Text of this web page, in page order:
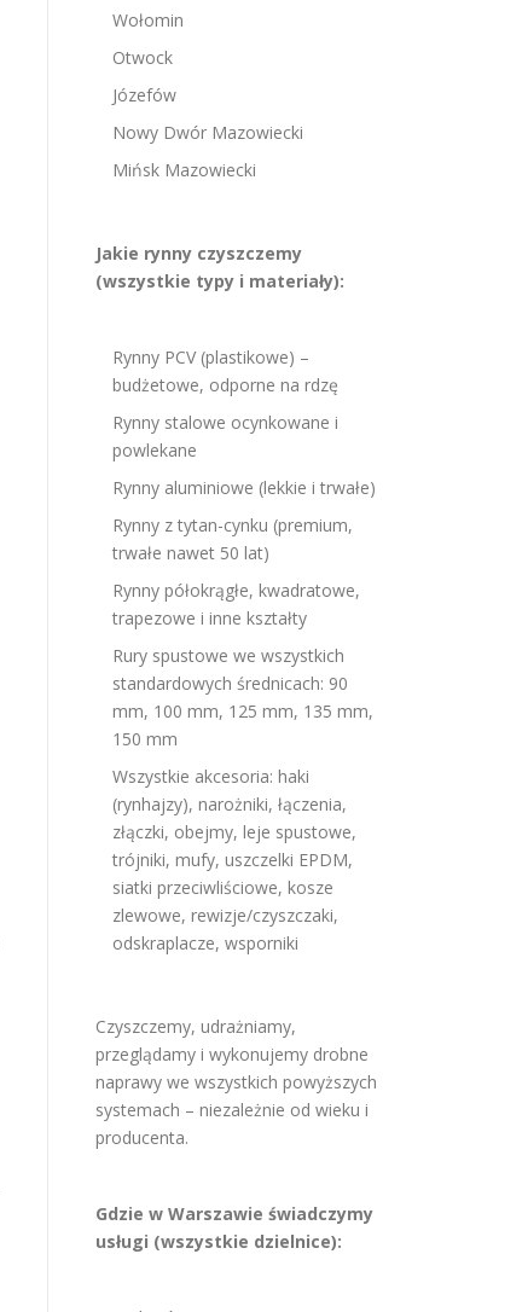
Wołomin
Otwock
Józefów
Nowy Dwór Mazowiecki
Mińsk Mazowiecki
Jakie rynny czyszczemy
(wszystkie typy i materiały):
Rynny PCV (plastikowe) –
budżetowe, odporne na rdzę
Rynny stalowe ocynkowane i
powlekane
Rynny aluminiowe (lekkie i trwałe)
Rynny z tytan-cynku (premium,
trwałe nawet 50 lat)
Rynny półokrągłe, kwadratowe,
trapezowe i inne kształty
Rury spustowe we wszystkich
standardowych średnicach: 90
mm, 100 mm, 125 mm, 135 mm,
150 mm
Wszystkie akcesoria: haki
(rynhajzy), narożniki, łączenia,
złączki, obejmy, leje spustowe,
trójniki, mufy, uszczelki EPDM,
siatki przeciwliściowe, kosze
zlewowe, rewizje/czyszczaki,
odskraplacze, wsporniki
Czyszczemy, udrażniamy,
przeglądamy i wykonujemy drobne
naprawy we wszystkich powyższych
systemach – niezależnie od wieku i
producenta.
Gdzie w Warszawie świadczymy
usługi (wszystkie dzielnice):